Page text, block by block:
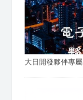
大日開發夥伴專